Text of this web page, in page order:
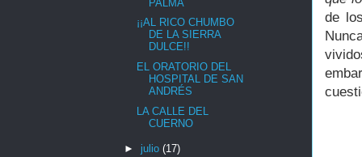
de
PALMA
¡¡AL RICO CHUMBO
DE LA SIERRA
DULCE!!
EL ORATORIO DEL
HOSPITAL DE SAN
ANDRÉS
LA CALLE DEL
CUERNO
► julio (17)